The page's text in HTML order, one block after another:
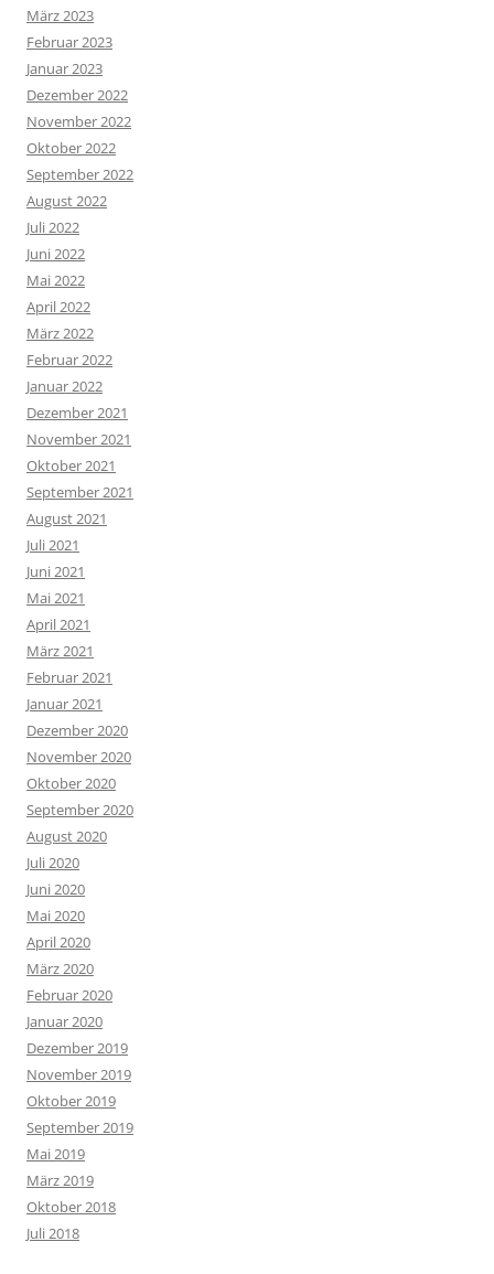
März 2023
Februar 2023
Januar 2023
Dezember 2022
November 2022
Oktober 2022
September 2022
August 2022
Juli 2022
Juni 2022
Mai 2022
April 2022
März 2022
Februar 2022
Januar 2022
Dezember 2021
November 2021
Oktober 2021
September 2021
August 2021
Juli 2021
Juni 2021
Mai 2021
April 2021
März 2021
Februar 2021
Januar 2021
Dezember 2020
November 2020
Oktober 2020
September 2020
August 2020
Juli 2020
Juni 2020
Mai 2020
April 2020
März 2020
Februar 2020
Januar 2020
Dezember 2019
November 2019
Oktober 2019
September 2019
Mai 2019
März 2019
Oktober 2018
Juli 2018